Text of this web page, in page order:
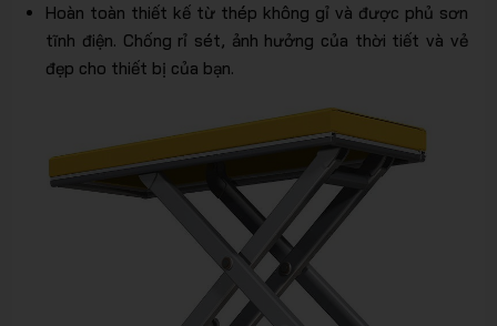
Hoàn toàn thiết kế từ thép không gỉ và được phủ sơn
tĩnh điện. Chống rỉ sét, ảnh hưởng của thời tiết và vẻ
đẹp cho thiết bị của bạn.